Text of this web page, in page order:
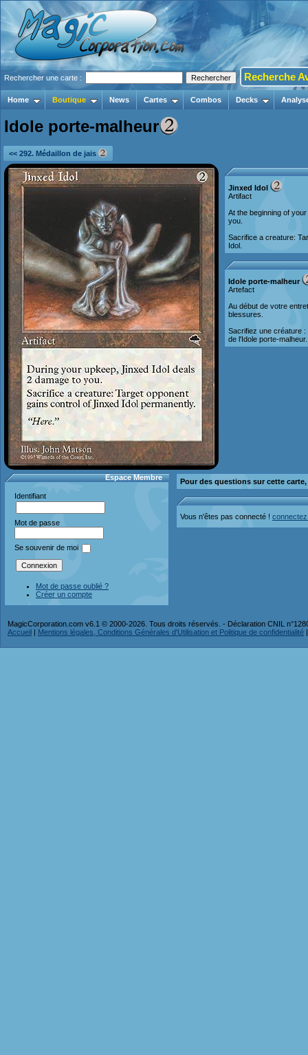
Rechercher une carte : Recherche
Home Boutique News Cartes Combos Decks
Idole porte-malheur
<< 292. Médaillon de jais
Jinxed Idol
Artifact
At the beginning of
you.
Sacrifice a creature:
Idol.
Idole porte-malheur
Artefact
Au début de votre
blessures.
Sacrifiez une créature
de l'Idole porte-malheur.
Espace Membre
Identifiant
Mot de passe
Se souvenir de moi
Mot de passe oublié ?
Créer un compte
Pour des questions sur cette
Vous n'êtes pas connecté !
MagicCorporation.com v6.1 © 2000-2026. Tous droits réservés. - Déclaration CNIL
Accueil | Mentions légales, Conditions Générales d'Utilisation et Politique de confidentialité